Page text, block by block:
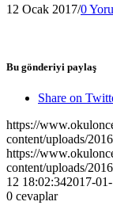
12 Ocak 2017/0
Bu gönderiyi paylaş
Share on
https://
content/uploads/
https://
content/uploads/
12 18:02:342017-
0 cevaplar